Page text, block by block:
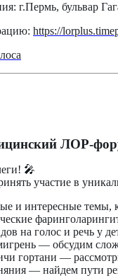
г.Пермь, бульвар
https://
ЛОР-
🎤
участие в
и интересные темы,
на голос и речь у
— обсудим
гортани —
— найдем пути